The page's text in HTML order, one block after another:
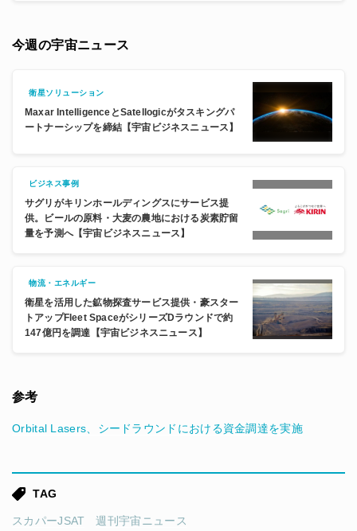
今週の宇宙ニュース
衛星ソリューション
Maxar IntelligenceとSatellogicがタスキングパ
ートナーシップを締結【宇宙ビジネスニュース】
ビジネス事例
サグリがキリンホールディングスにサービス提
供。ビールの原料・大麦の農地における炭素貯留
量を予測へ【宇宙ビジネスニュース】
物流・エネルギー
衛星を活用した鉱物探査サービス提供・豪スター
トアップFleet SpaceがシリーズDラウンドで約
147億円を調達【宇宙ビジネスニュース】
参考
Orbital Lasers、シードラウンドにおける資金調達を実施
TAG
スカパーJSAT 週刊宇宙ニュース